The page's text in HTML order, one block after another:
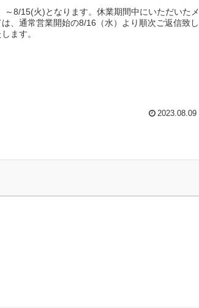
～8/15(火)となります。休業期間中にいただいたメ
、通常営業開始の8/16（水）より順次ご返信致し
ます。
2023.08.09